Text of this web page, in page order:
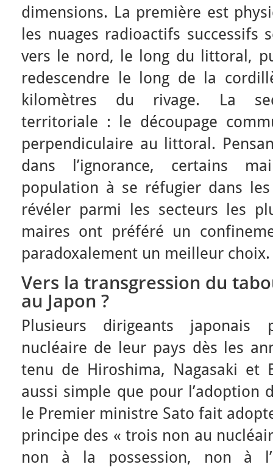
dimensions. La première est
les nuages radioactifs successifs
vers le nord, le long du littoral,
redescendre le long de la
kilomètres du rivage. La
territoriale : le découpage
perpendiculaire au littoral.
dans l’ignorance, certains
population à se réfugier dans
révéler parmi les secteurs les
maires ont préféré un
paradoxalement un meilleur choix.
Vers la transgression du
au Japon ?
Plusieurs dirigeants japonais
nucléaire de leur pays dès les
tenu de Hiroshima, Nagasaki et
aussi simple que pour l’adoption
le Premier ministre Sato fait
principe des « trois non au
non à la possession, non à